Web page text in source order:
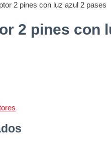
2 pines con luz azul 2 pases
2 pines con